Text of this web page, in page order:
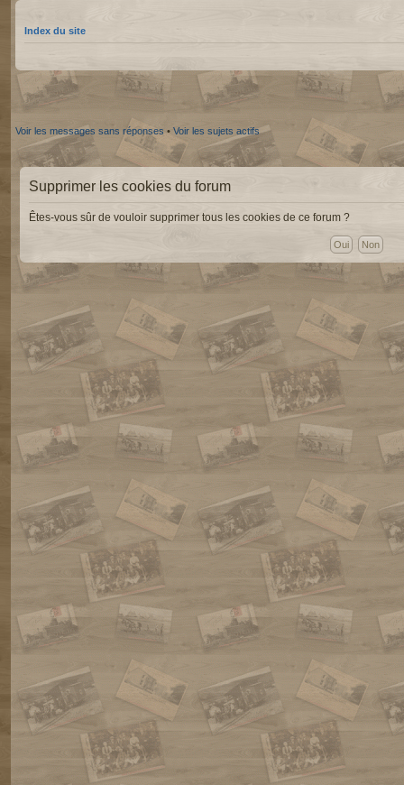
Index du site
Voir les messages sans réponses • Voir les sujets actifs
Supprimer les cookies du forum
Êtes-vous sûr de vouloir supprimer tous les cookies de ce forum ?